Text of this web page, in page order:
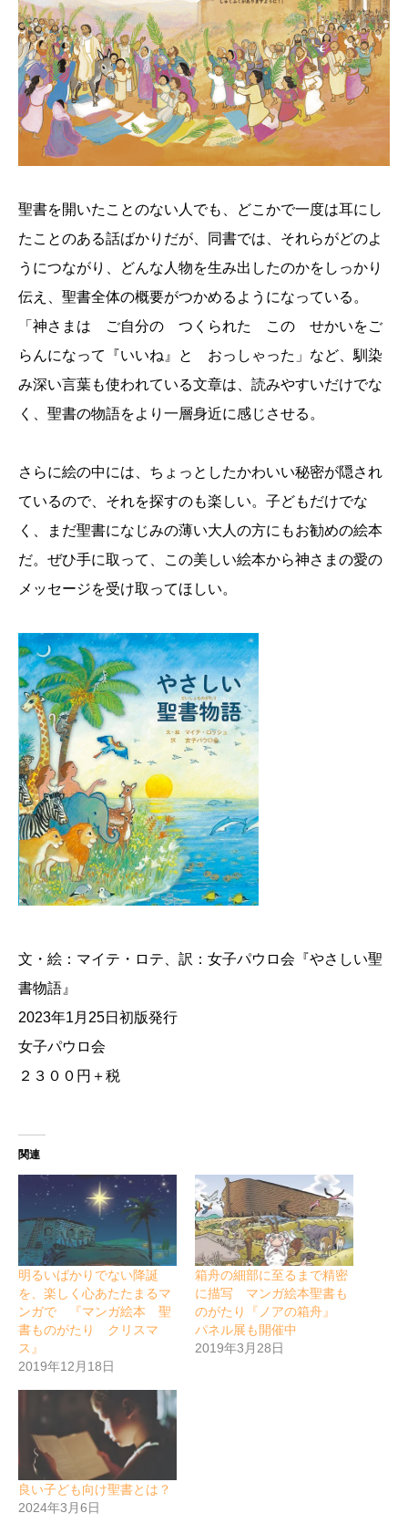
聖書を開いたことのない人でも、どこかで一度は耳にし
たことのある話ばかりだが、同書では、それらがどのよ
うにつながり、どんな人物を生み出したのかをしっかり
伝え、聖書全体の概要がつかめるようになっている。
「神さまは ご自分の つくられた この せかいをご
らんになって『いいね』と おっしゃった」など、馴染
み深い言葉も使われている文章は、読みやすいだけでな
く、聖書の物語をより一層身近に感じさせる。
さらに絵の中には、ちょっとしたかわいい秘密が隠され
ているので、それを探すのも楽しい。子どもだけでな
く、まだ聖書になじみの薄い大人の方にもお勧めの絵本
だ。ぜひ手に取って、この美しい絵本から神さまの愛の
メッセージを受け取ってほしい。
文・絵：マイテ・ロテ、訳：女子パウロ会『やさしい聖
書物語』
2023年1月25日初版発行
女子パウロ会
２３００円＋税
関連
明るいばかりでない降誕
を、楽しく心あたたまるマ
ンガで 『マンガ絵本 聖
書ものがたり クリスマ
ス』
2019年12月18日
箱舟の細部に至るまで精密
に描写 マンガ絵本聖書も
のがたり『ノアの箱舟』
パネル展も開催中
2019年3月28日
良い子ども向け聖書とは？
2024年3月6日